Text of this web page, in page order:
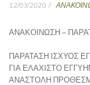
12/03/2020
ΑΝΑΚΟΙΝΩΣΗ –
ΠΑΡΑΤΑΣΗ ΙΣΧΥΟΣ
ΓΙΑ ΕΛΑΧΙΣΤΟ
ΑΝΑΣΤΟΛΗ